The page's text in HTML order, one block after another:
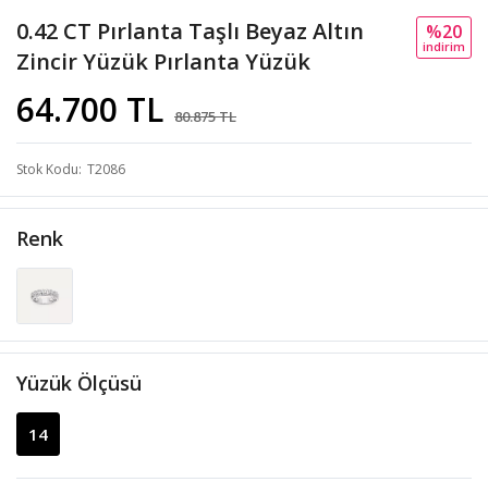
0.42 CT Pırlanta Taşlı Beyaz Altın
Zincir Yüzük Pırlanta Yüzük
64.700 TL 80.875 TL
%20
i̇ndi̇ri̇m
Stok Kodu T2086
Renk
Yüzük Ölçüsü
14